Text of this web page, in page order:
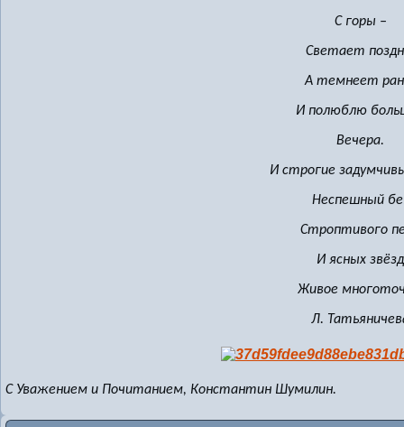
С горы –
Светает
А темнеет
И полюблю
Вечера.
И строгие
Неспешный
Строптивого
И ясных звёзд
Живое
Л.
С Уважением и Почитанием, Константин Шумилин.